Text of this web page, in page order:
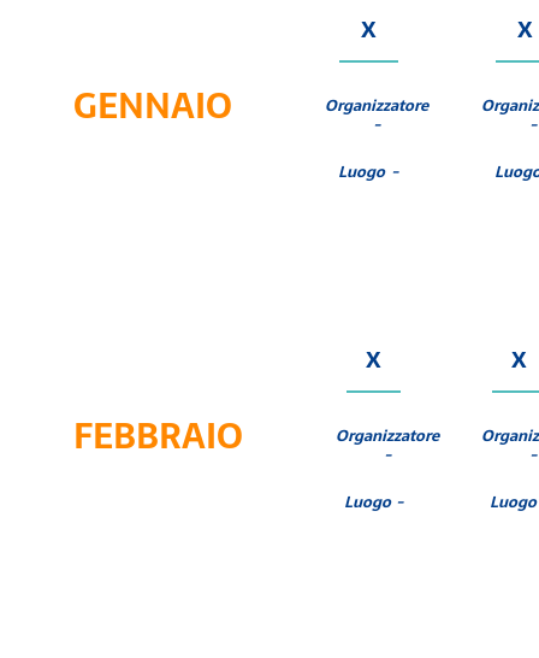
GENNAIO
X
Organizzatore
-
Luogo -
X
-
FEBBRAIO
X
Organizzatore
-
Luogo -
X
-